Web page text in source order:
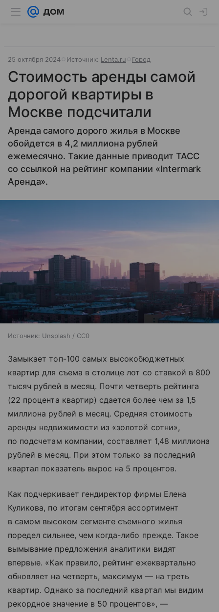
25 октября 2024 Источник: Lenta.ru Город
Стоимость аренды самой
дорогой квартиры в
Москве подсчитали
Аренда самого дорого жилья в Москве
обойдется в 4,2 миллиона рублей
ежемесячно. Такие данные приводит ТАСС
со ссылкой на рейтинг компании «Intermark
Аренда».
Источник: Unsplash / CC0
Замыкает топ-100 самых высокобюджетных
квартир для съема в столице лот со ставкой в 800
тысяч рублей в месяц. Почти четверть рейтинга
(22 процента квартир) сдается более чем за 1,5
миллиона рублей в месяц. Средняя стоимость
аренды недвижимости из «золотой сотни»,
по подсчетам компании, составляет 1,48 миллиона
рублей в месяц. При этом только за последний
квартал показатель вырос на 5 процентов.
Как подчеркивает гендиректор фирмы Елена
Куликова, по итогам сентября ассортимент
в самом высоком сегменте съемного жилья
поредел сильнее, чем когда-либо прежде. Такое
вымывание предложения аналитики видят
впервые. «Как правило, рейтинг ежеквартально
обновляет на четверть, максимум — на треть
квартир. Однако за последний квартал мы видим
рекордное значение в 50 процентов», —